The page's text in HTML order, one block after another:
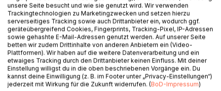
Übersetzungsagenturen Verschwiegenheitsvereinbarungen
mit den linguistischen Fachkräften zum eigenen Vorteil und
weit über ein ausgewogenes Ziel hinaus ausweiten,
vorschreiben und verwenden.
Anhang 1 enthält das Beispiel eines Confidentiality
Agreements.
Anhang 2 enthält das Beispiel eines Confidentiality and Data
Protection Agreements.
Anhang 3 enthält einige Beispiele von Jobangeboten als
unsere Seite besucht und wie sie genutzt wird. Wir verwenden
Trackingtechnologien zu Marketingzwecken und setzen hierzu
serverseitiges Tracking sowie auch Drittanbieter ein, wodurch ggf.
geräteübergreifend Cookies, Fingerprints, Tracking-Pixel, IP-Adressen
sowie gehashte E-Mail-Adressen genutzt werden. Auf unserer Seite
betten wir zudem Drittinhalte von anderen Anbietern ein (Video-
Plattformen). Wir haben auf die weitere Datenverarbeitung und ein
etwaiges Tracking durch den Drittanbieter keinen Einfluss. Mit deiner
Einstellung willigst du in die oben beschriebenen Vorgänge ein. Du
kannst deine Einwilligung (z. B. im Footer unter „Privacy-Einstellungen“)
jederzeit mit Wirkung für die Zukunft widerrufen. (BoD-Impressum)